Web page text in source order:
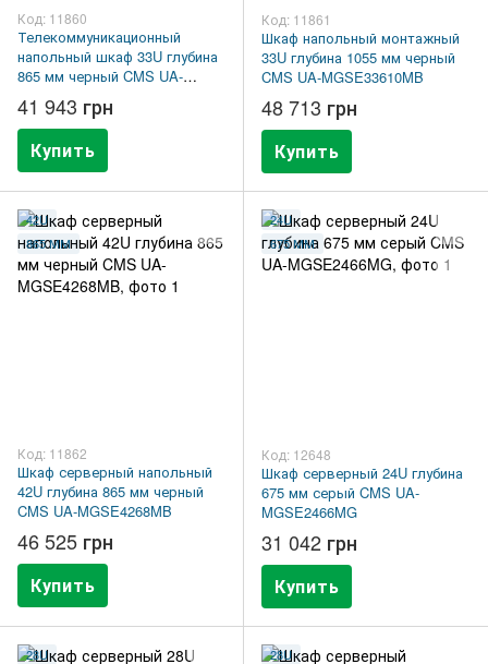
Код: 11860
Телекоммуникационный
напольный шкаф 33U глубина
865 мм черный CMS UA-
MGSE3368MB
41 943 грн
Купить
Код: 11861
Шкаф напольный монтажный
33U глубина 1055 мм черный
CMS UA-MGSE33610MB
48 713 грн
Купить
42U
865 ММ
Код: 11862
Шкаф серверный напольный
42U глубина 865 мм черный
CMS UA-MGSE4268MB
46 525 грн
Купить
24U
675 ММ
Код: 12648
Шкаф серверный 24U глубина
675 мм серый CMS UA-
MGSE2466MG
31 042 грн
Купить
28U
28U